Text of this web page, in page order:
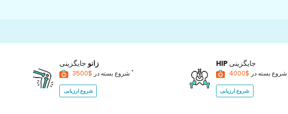
زانو جایگزینی
شروع بسته در *
شروع ارزیابی
HIP جایگزینی
شروع بسته در
شروع ارزیابی